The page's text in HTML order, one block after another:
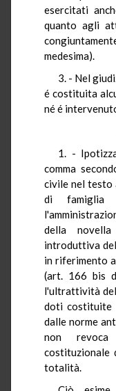
esercitati
quanto agli
medesima).
3. - Nel
é costituita
né é
1. -
comma
civile nel
di famiglia -
della
introduttiva
in riferimento
(art. 166 bis
l'ultrattività
doti costituite
dalle norme
non
costituzionale
totalità.